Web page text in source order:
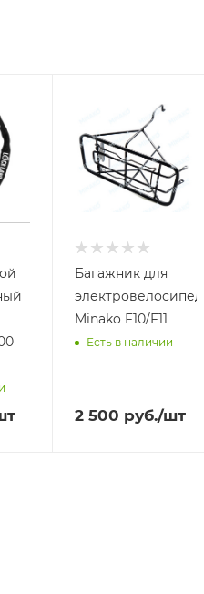
Багажник для
электровелосипеда
Minako F10/F11
Есть в наличии
2 500 руб./шт